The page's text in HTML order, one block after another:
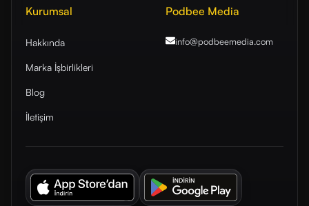
Kurumsal
Hakkında
Marka İşbirlikleri
Blog
İletişim
Podbee Media
info@podbeemedia.com